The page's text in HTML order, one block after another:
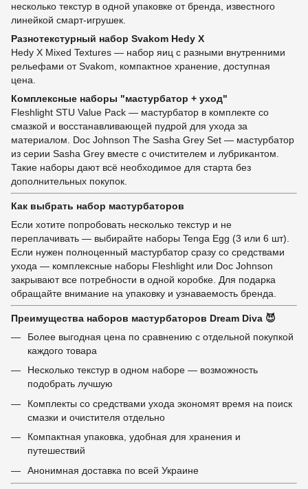
несколько текстур в одной упаковке от бренда, известного
линейкой смарт-игрушек.
Разнотекстурный набор Svakom Hedy X
Hedy X Mixed Textures — набор яиц с разными внутренними
рельефами от Svakom, компактное хранение, доступная
цена.
Комплексные наборы "мастурбатор + уход"
Fleshlight STU Value Pack — мастурбатор в комплекте со
смазкой и восстанавливающей пудрой для ухода за
материалом. Doc Johnson The Sasha Grey Set — мастурбатор
из серии Sasha Grey вместе с очистителем и лубрикантом.
Такие наборы дают всё необходимое для старта без
дополнительных покупок.
Как выбрать набор мастурбаторов
Если хотите попробовать несколько текстур и не
переплачивать — выбирайте наборы Tenga Egg (3 или 6 шт).
Если нужен полноценный мастурбатор сразу со средствами
ухода — комплексные наборы Fleshlight или Doc Johnson
закрывают все потребности в одной коробке. Для подарка
обращайте внимание на упаковку и узнаваемость бренда.
Преимущества наборов мастурбаторов Dream Diva 😈
Более выгодная цена по сравнению с отдельной покупкой
каждого товара
Несколько текстур в одном наборе — возможность
подобрать лучшую
Комплекты со средствами ухода экономят время на поиск
смазки и очистителя отдельно
Компактная упаковка, удобная для хранения и
путешествий
Анонимная доставка по всей Украине